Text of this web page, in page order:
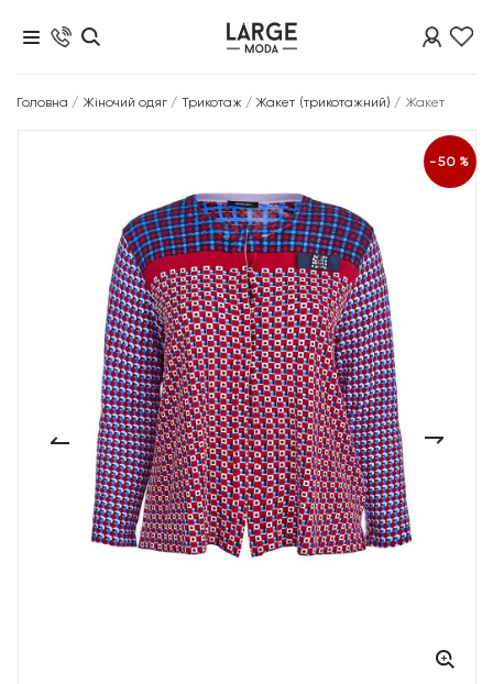
Головна / Жіночий одяг / Трикотаж / Жакет (трикотажний) / Жакет
-50%